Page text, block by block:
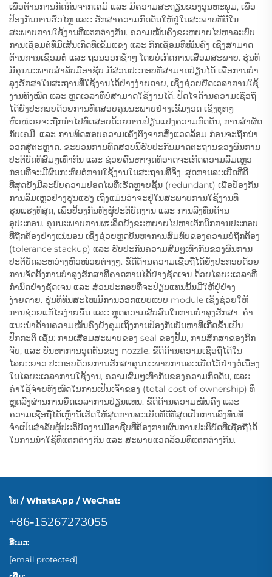
ເພື່ອຕ້ານການກັດກິນຈາກເຄມີ ແລະ ມີຄວາມສະຖຽນຂອງອຸນຫະພູມ, ເພື່ອ
ປ້ອງກັນການຮົ່ວໄຫຼ ແລະ ຮັກສາຄວາມກົດດັນໃຫ້ຢູ່ໃນສະພາບທີ່ດີໃນ
ສະພາບການໃຊ້ງານທີ່ແຕກຕ່າງກັນ. ຄວາມໝັ້ນຄົງຂະຫຍາຍໄປຫາລະບົບ
ການເຊື່ອມຕໍ່ທີ່ມີເສັ້ນເກີດທີ່ເຂັ້ມແຂງ ແລະ ກົກເຊື່ອມທີ່ໝັ້ນຄົງ ເຊິ່ງສາມາດ
ຕ້ານການເຊື່ອມຕໍ່ ແລະ ຖອນອອກຊ້ຳໆ ໂດຍບໍ່ເກີດການເສື່ອມສະພາບ. ຮຸ່ນທີ່
ມີຄຸນນະພາບສຳລັບມືອາຊີບ ມີສ່ວນປະກອບທີ່ສາມາດປ່ຽນໄດ້ ເພື່ອການບໍາ
ລຸງຮັກສາໃນສະຖານທີ່ໃຊ້ງານໄດ້ຢ່າງງ່າຍດາຍ, ເຊິ່ງຊ່ວຍຍືດເວລາການໃຊ້
ງານທັງໝົດ ແລະ ຫຼຸດເວລາທີ່ບໍ່ສາມາດໃຊ້ງານໄດ້. ປັດໄຈດ້ານຄວາມເຊື່ອຖື
ໄດ້ຍັງປະກອບດ້ວຍການທົດສອບຄຸນນະພາບຢ່າງເຂັ້ມງວດ ເຊິ່ງທຸກໆ
ຫົວໜ່ວຍຈະຖືກນຳໄປທົດສອບດ້ວຍການປ່ຽນແປງຄວາມກົດດັນ, ການສຳຜັດ
ກັບເຄມີ, ແລະ ການທົດສອບຄວາມເຄັ່ງຕຶງຈາກສິ່ງແວດລ້ອມ ກ່ອນຈະຖືກນຳ
ອອກສູ່ຕະຫຼາດ. ຂະບວນການທົດສອບນີ້ຮັບປະກັນມາດຕະຖານຂອງຜົນການ
ປະຕິບັດທີ່ສົມໆເທົ່າກັນ ແລະ ຊ່ວຍຄົ້ນຫາຈຸດທີ່ອາດຈະເກີດຄວາມລົ້ມເຫຼວ
ກ່ອນທີ່ຈະມີຜົນກະທົບຕໍ່ການໃຊ້ງານໃນສະຖານທີ່ຈິງ. ສູດການລະເບີດທີ່ດີ
ທີ່ສຸດຍັງມີລະບົບຄວາມປອດໄພທີ່ເຮັດຫຼາຍຊັ້ນ (redundant) ເພື່ອປ້ອງກັນ
ການລົ້ມເຫຼວຢ່າງຮຸນແຮງ ເຖິງແມ່ນວ່າຈະຢູ່ໃນສະພາບການໃຊ້ງານທີ່
ຮຸນແຮງທີ່ສຸດ, ເພື່ອປ້ອງກັນທັງຜູ້ປະຕິບັດງານ ແລະ ການລົງທຶນດ້ານ
ອຸປະກອນ. ຄຸນນະພາບການຜະລິດຍັງຂະຫຍາຍໄປຫາເຕັກນິກການປະກອບ
ທີ່ຖືກຕ້ອງຢ່າງແນ່ນອນ ເຊິ່ງຊ່ວຍຫຼຸດບັນຫາການສົມທົບຂອງຄວາມບໍ່ຖືກຕ້ອງ
(tolerance stackup) ແລະ ຮັບປະກັນຄວາມສົມໆເທົ່າກັນຂອງຜົນການ
ປະຕິບັດລະຫວ່າງຫົວໜ່ວຍຕ່າງໆ. ຂໍ້ດີດ້ານຄວາມເຊື່ອຖືໄດ້ຍັງປະກອບດ້ວຍ
ການຈັດຕັ້ງການບໍາລຸງຮັກສາທີ່ຄາດການໄດ້ຢ່າງຊັດເຈນ ດ້ວຍໄລຍະເວລາທີ່
ກຳນົດຢ່າງຊັດເຈນ ແລະ ສ່ວນປະກອບທີ່ຈະປ່ຽນແທນນັ້ນມີໃຫ້ຢູ່ຢ່າງ
ງ່າຍດາຍ. ຮຸ່ນທີ່ທັນສະໄໝມີການອອກແບບແບບ module ເຊິ່ງຊ່ວຍໃຫ້
ການຊ່ວຍແກ້ໄຂງ່າຍຂຶ້ນ ແລະ ຫຼຸດຄວາມສັບສົນໃນການບໍາລຸງຮັກສາ. ຄຳ
ແນະນຳດ້ານຄວາມໝັ້ນຄົງຍັງຄຸມເຖິງການປ້ອງກັນບັນຫາທີ່ເກີດຂື້ນເປັນ
ປົກກະຕິ ເຊັ່ນ: ການເສື່ອມສະພາບຂອງ seal ຂອງປັ້ມ, ການສຶກສາຂອງກົກ
ຈັບ, ແລະ ບັນຫາການອຸດຕັນຂອງ nozzle. ຂໍ້ດີດ້ານຄວາມເຊື່ອຖືໄດ້ໃນ
ໄລຍະຍາວ ປະກອບດ້ວຍການຮັກສາຄຸນນະພາບການລະເບີດໄວ້ຢ່າງຕໍ່ເນື່ອງ
ໃນໄລຍະເວລາການໃຊ້ງານ, ຄວາມສົມໆເທົ່າກັນຂອງຄວາມກົດດັນ, ແລະ
ຄ່າໃຊ້ຈ່າຍທັງໝົດໃນການເປັນເຈົ້າຂອງ (total cost of ownership) ທີ່
ຫຼຸດລົງຜ່ານການຍືດເວລາການປ່ຽນແທນ. ຂໍ້ດີດ້ານຄວາມໝັ້ນຄົງ ແລະ
ຄວາມເຊື່ອຖືໄດ້ເຫຼົ່ານີ້ເຮັດໃຫ້ສູດການລະເບີດທີ່ດີທີ່ສຸດເປັນການລົງທຶນທີ່
ຈຳເປັນສຳລັບຜູ້ປະຕິບັດງານມືອາຊີບທີ່ຕ້ອງການຜົນການປະຕິບັດທີ່ເຊື່ອຖືໄດ້
ໃນການນຳໃຊ້ທີ່ແຕກຕ່າງກັນ ແລະ ສະພາບແວດລ້ອມທີ່ແຕກຕ່າງກັນ.
ໂທ / WhatsApp / WeChat:
+86-15267273055
ອີເມວ:
[email protected]